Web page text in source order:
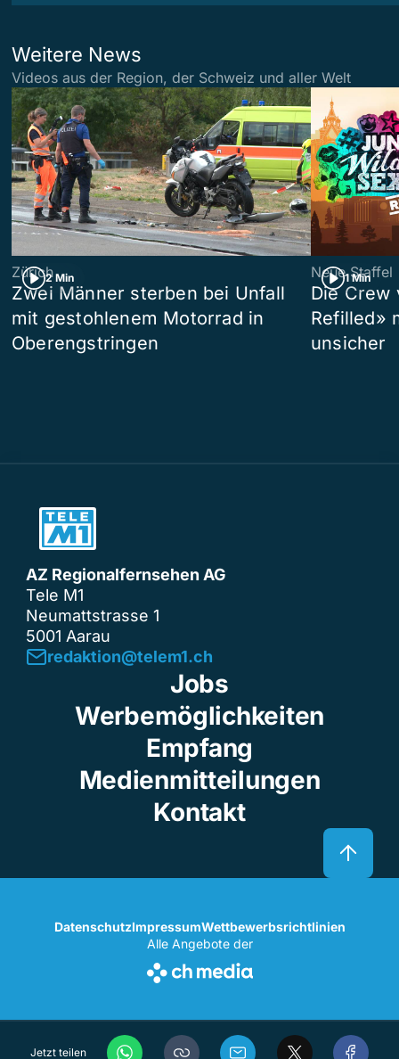
Jetzt teilen
Weitere News
Videos aus der Region, der Schweiz und aller Welt
2 Min
Zürich
Zwei Männer sterben bei Unfall
mit gestohlenem Motorrad in
Oberengstringen
1 Min
Neue Staffel
Die Crew
Refilled»
unsicher
AZ Regionalfernsehen AG
Tele M1
Neumattstrasse 1
5001 Aarau
redaktion@telem1.ch
Jobs
Werbemöglichkeiten
Empfang
Medienmitteilungen
Kontakt
DatenschutzImpressumWettbewerbsrichtlinien
Alle Angebote der